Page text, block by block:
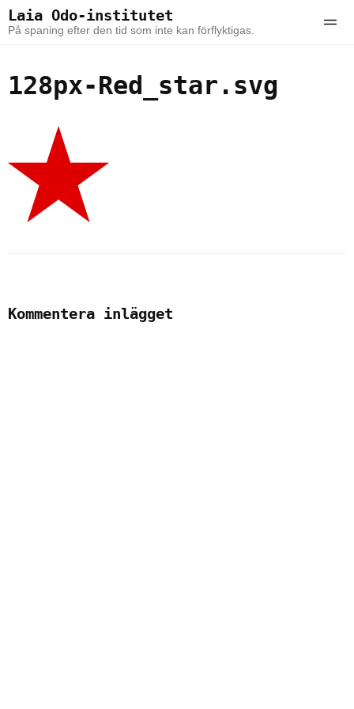
Skip to the content
Skip to the main menu
Laia Odo-institutet
På spaning efter den tid som inte kan förflyktigas.
128px-Red_star.svg
Kommentera inlägget